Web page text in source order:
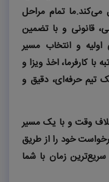
می‌کند.ما تمام مراحل
قانونی و با تضمین
اولیه و انتخاب مسیر
با کارفرما، اخذ ویزا و
تیم حرفه‌ای، دقیق و
وقت و با یک مسیر
خود را از طریق
زمان با شما